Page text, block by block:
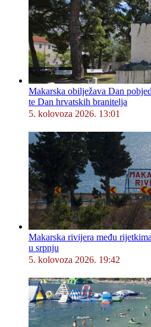
Makarska obilježava Dan
te Dan hrvatskih branitelja
5. kolovoza 2026. 13:01
Makarska rivijera među
u srpnju
5. kolovoza 2026. 19:42